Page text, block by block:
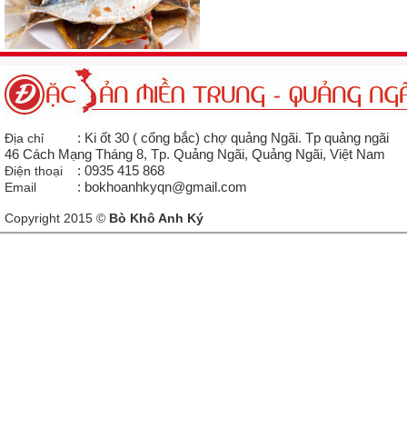
Địa chỉ
: Ki ốt 30 ( cổng bắc) chợ quảng Ngãi. Tp quảng ngãi
46 Cách Mạng Tháng 8, Tp. Quảng Ngãi, Quảng Ngãi, Việt Nam
Điện thoại
: 0935 415 868
Email
: bokhoanhkyqn@gmail.com
Copyright 2015 © Bò Khô Anh Ký